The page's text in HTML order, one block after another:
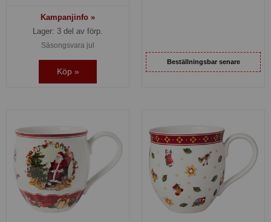
Kampanjinfo »
Lager: 3 del av förp.
Säsongsvara jul
Köp »
Beställningsbar senare